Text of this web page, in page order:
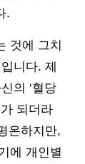
.
것에 그치
니다. 제
의 ‘혈당
되더라
온하지만,
에 개인별